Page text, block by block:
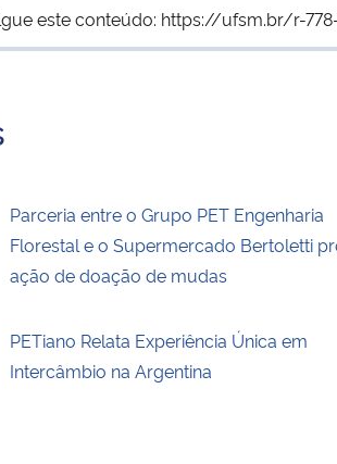
este conteúdo: https://ufsm.br/r-
Parceria entre o Grupo PET Engenharia
Florestal e o Supermercado Bertoletti
ação de doação de mudas
PETiano Relata Experiência Única em
Intercâmbio na Argentina